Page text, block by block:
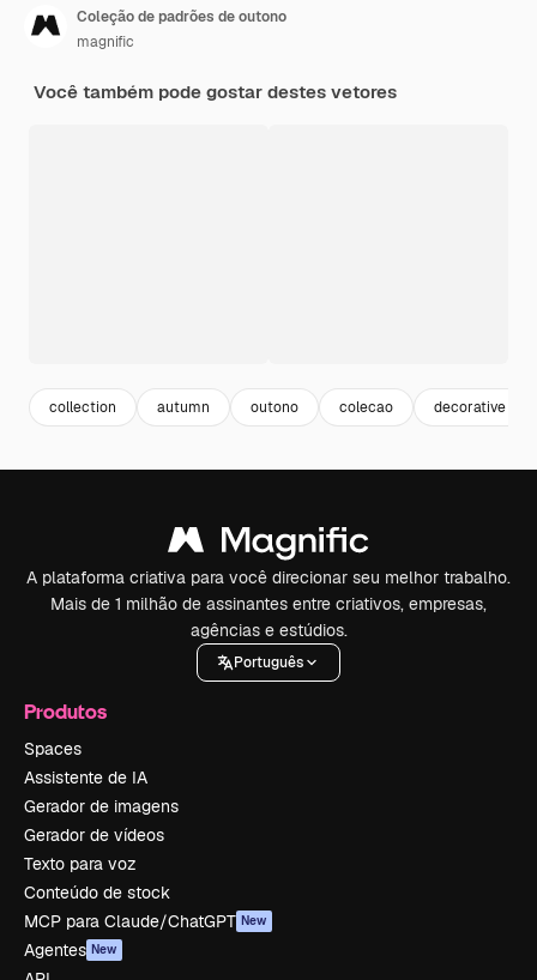
Coleção de padrões de outono
magnific
Você também pode gostar destes vetores
collection autumn outono colecao decorative
A plataforma criativa para você direcionar seu melhor trabalho.
Mais de 1 milhão de assinantes entre criativos, empresas,
agências e estúdios.
Português
Produtos
Spaces
Assistente de IA
Gerador de imagens
Gerador de vídeos
Texto para voz
Conteúdo de stock
MCP para Claude/ChatGPT New
Agentes New